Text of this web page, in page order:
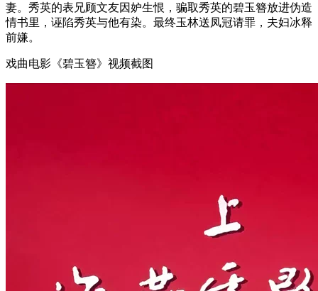
妻。秀英的表兄顾文友因妒生恨，骗取秀英的碧玉簪放进伪造
情书里，诬陷秀英与他有染。最终玉林送凤冠请罪，夫妇冰释
前嫌。
戏曲电影《碧玉簪》视频截图